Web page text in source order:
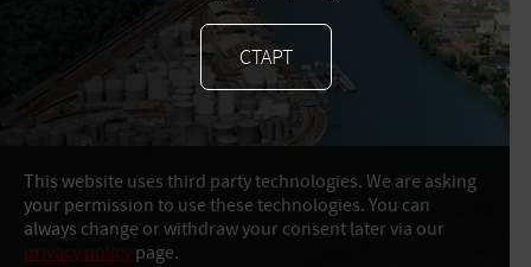
СТАРТ
This website uses third party technologies. We are asking
your permission to use these technologies. You can
always change or withdraw your consent later via our
privacy policy page.